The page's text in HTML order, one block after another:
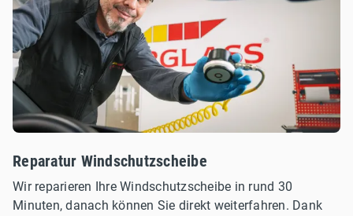
Reparatur Windschutzscheibe
Wir reparieren Ihre Windschutzscheibe in rund 30
Minuten, danach können Sie direkt weiterfahren. Dank